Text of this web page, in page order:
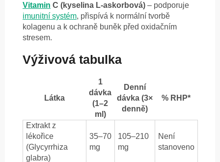
Vitamin C (kyselina L-askorbová) – podporuje
imunitní systém, přispívá k normální tvorbě
kolagenu a k ochraně buněk před oxidačním
stresem.
Výživová tabulka
Látka
1
dávka
(1–2
ml)
Denní
dávka (3×
denně)
% RHP*
Extrakt z
lékořice
(Glycyrrhiza
glabra)
35–70
mg
105–210
mg
Není
stanoveno